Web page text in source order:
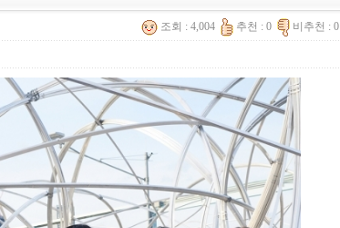
조회 : 4,004 추천 : 0 비추천 : 0